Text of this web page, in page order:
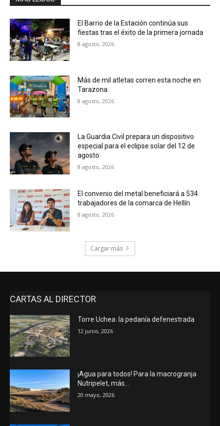
El Barrio de la Estación continúa sus
fiestas tras el éxito de la primera jornada
8 agosto, 2026
Más de mil atletas corren esta noche en
Tarazona
8 agosto, 2026
La Guardia Civil prepara un dispositivo
especial para el eclipse solar del 12 de
agosto
8 agosto, 2026
El convenio del metal beneficiará a 534
trabajadores de la comarca de Hellín
8 agosto, 2026
Cargar más
CARTAS AL DIRECTOR
Torre Uchea: la pedanía defenestrada
12 junio, 2026
¡Agua para todos! Para la macrogranja
Nutripelet, más…
20 mayo, 2026